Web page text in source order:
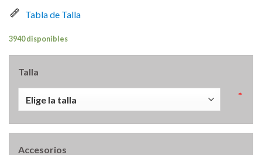
Tabla de Talla
3940 disponibles
Talla
*
Accesorios